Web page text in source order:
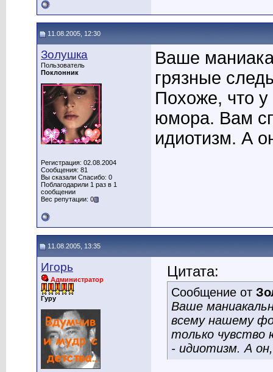
11.08.2005, 12:30
Золушка
Пользователь
Поклонник
Регистрация: 02.08.2004
Сообщения: 81
Вы сказали Спасибо: 0
Поблагодарили 1 раз в 1
сообщении
Вес репутации: 0
Ваше
грязные
Похоже, что у
юмора. Вам
идиотизм. А
11.08.2005, 13:35
Игорь
Администратор
Гуру
Цитата:
Сообщение от
Ваше
всему нашему
только чувство
- идиотизм. А